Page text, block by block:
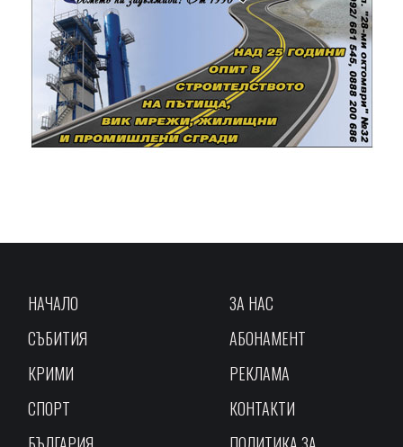
НАЧАЛО
СЪБИТИЯ
КРИМИ
СПОРТ
ЗА НАС
АБОНАМЕНТ
РЕКЛАМА
КОНТАКТИ